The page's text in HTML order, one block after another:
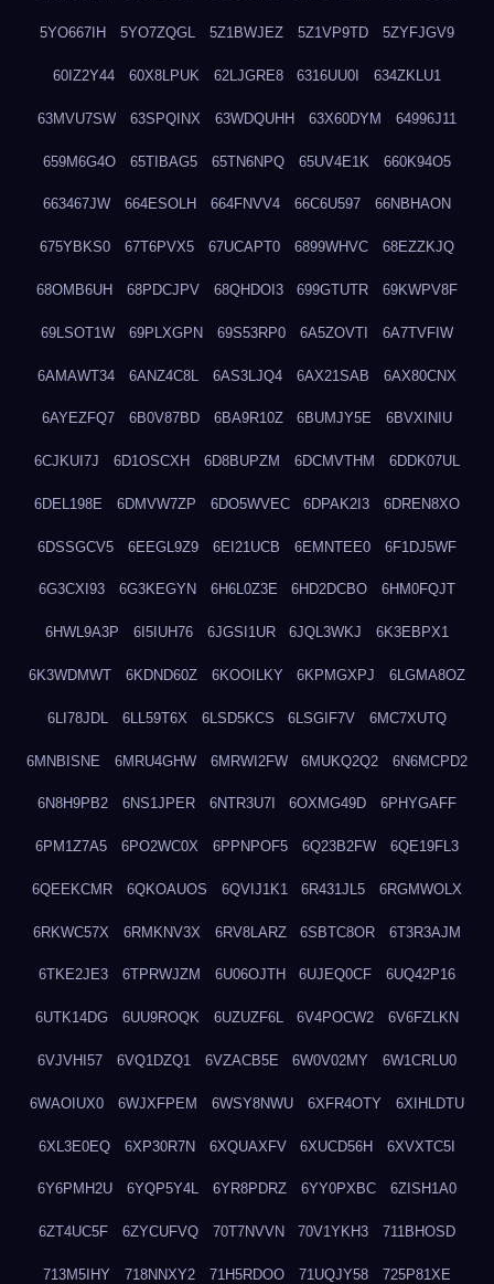
5YO667IH 5YO7ZQGL 5Z1BWJEZ 5Z1VP9TD 5ZYFJGV9
60IZ2Y44 60X8LPUK 62LJGRE8 6316UU0I 634ZKLU1
63MVU7SW 63SPQINX 63WDQUHH 63X60DYM 64996J11
659M6G4O 65TIBAG5 65TN6NPQ 65UV4E1K 660K94O5
663467JW 664ESOLH 664FNVV4 66C6U597 66NBHAON
675YBKS0 67T6PVX5 67UCAPT0 6899WHVC 68EZZKJQ
68OMB6UH 68PDCJPV 68QHDOI3 699GTUTR 69KWPV8F
69LSOT1W 69PLXGPN 69S53RP0 6A5ZOVTI 6A7TVFIW
6AMAWT34 6ANZ4C8L 6AS3LJQ4 6AX21SAB 6AX80CNX
6AYEZFQ7 6B0V87BD 6BA9R10Z 6BUMJY5E 6BVXINIU
6CJKUI7J 6D1OSCXH 6D8BUPZM 6DCMVTHM 6DDK07UL
6DEL198E 6DMVW7ZP 6DO5WVEC 6DPAK2I3 6DREN8XO
6DSSGCV5 6EEGL9Z9 6EI21UCB 6EMNTEE0 6F1DJ5WF
6G3CXI93 6G3KEGYN 6H6L0Z3E 6HD2DCBO 6HM0FQJT
6HWL9A3P 6I5IUH76 6JGSI1UR 6JQL3WKJ 6K3EBPX1
6K3WDMWT 6KDND60Z 6KOOILKY 6KPMGXPJ 6LGMA8OZ
6LI78JDL 6LL59T6X 6LSD5KCS 6LSGIF7V 6MC7XUTQ
6MNBISNE 6MRU4GHW 6MRWI2FW 6MUKQ2Q2 6N6MCPD2
6N8H9PB2 6NS1JPER 6NTR3U7I 6OXMG49D 6PHYGAFF
6PM1Z7A5 6PO2WC0X 6PPNPOF5 6Q23B2FW 6QE19FL3
6QEEKCMR 6QKOAUOS 6QVIJ1K1 6R431JL5 6RGMWOLX
6RKWC57X 6RMKNV3X 6RV8LARZ 6SBTC8OR 6T3R3AJM
6TKE2JE3 6TPRWJZM 6U06OJTH 6UJEQ0CF 6UQ42P16
6UTK14DG 6UU9ROQK 6UZUZF6L 6V4POCW2 6V6FZLKN
6VJVHI57 6VQ1DZQ1 6VZACB5E 6W0V02MY 6W1CRLU0
6WAOIUX0 6WJXFPEM 6WSY8NWU 6XFR4OTY 6XIHLDTU
6XL3E0EQ 6XP30R7N 6XQUAXFV 6XUCD56H 6XVXTC5I
6Y6PMH2U 6YQP5Y4L 6YR8PDRZ 6YY0PXBC 6ZISH1A0
6ZT4UC5F 6ZYCUFVQ 70T7NVVN 70V1YKH3 711BHOSD
713M5IHY 718NNXY2 71H5RDOO 71UQJY58 725P81XE